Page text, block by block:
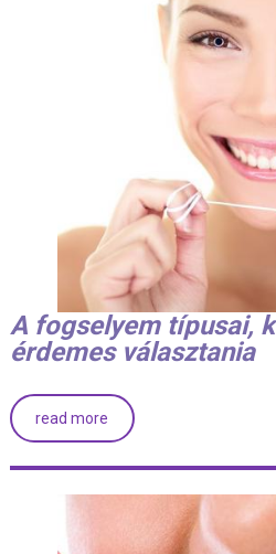
A fogselyem típusai,
érdemes választania
read more